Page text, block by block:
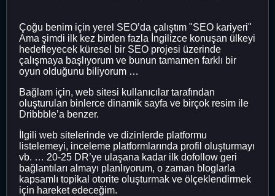
Çoğu benim için yerel SEO’da çalıştım "SEO kariyeri"
Ama şimdi ilk kez birden fazla İngilizce konuşan ülkeyi
hedefleyecek küresel bir SEO projesi üzerinde
çalışmaya başlıyorum ve bunun tamamen farklı bir
oyun olduğunu biliyorum …
Bağlam için, web sitesi kullanıcılar tarafından
oluşturulan binlerce dinamik sayfa ve birçok resim ile
Dribbble’a benzer.
İlgili web sitelerinde ve dizinlerde platformu
listelemeyi, inceleme platformlarında profil oluşturmayı
vb. … 20-25 DR’ye ulaşana kadar ilk dofollow geri
bağlantıları almayı planlıyorum, o zaman bloglarla
kapsamlı topikal otorite oluşturmak ve ölçeklendirmek
için hareket edeceğim.